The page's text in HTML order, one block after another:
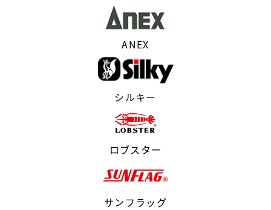
ANEX
シルキー
ロブスター
サンフラッグ